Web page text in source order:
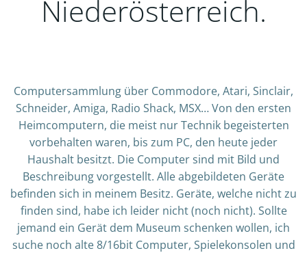
Niederösterreich.
Computersammlung über Commodore, Atari, Sinclair,
Schneider, Amiga, Radio Shack, MSX… Von den ersten
Heimcomputern, die meist nur Technik begeisterten
vorbehalten waren, bis zum PC, den heute jeder
Haushalt besitzt. Die Computer sind mit Bild und
Beschreibung vorgestellt. Alle abgebildeten Geräte
befinden sich in meinem Besitz. Geräte, welche nicht zu
finden sind, habe ich leider nicht (noch nicht). Sollte
jemand ein Gerät dem Museum schenken wollen, ich
suche noch alte 8/16bit Computer, Spielekonsolen und